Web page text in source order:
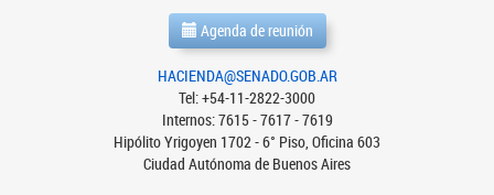
Agenda de reunión
HACIENDA@SENADO.GOB.AR
Tel: +54-11-2822-3000
Internos: 7615 - 7617 - 7619
Hipólito Yrigoyen 1702 - 6° Piso, Oficina 603
Ciudad Autónoma de Buenos Aires